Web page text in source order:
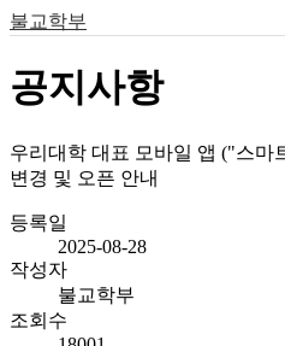
불교학부
공지사항
우리대학 대표 모바일 앱 ("스
변경 및 오픈 안내
등록일
2025-08-28
작성자
불교학부
조회수